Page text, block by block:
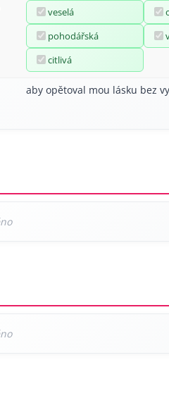
veselá
pohodářská
citlivá
aby opětoval mou lásku bez